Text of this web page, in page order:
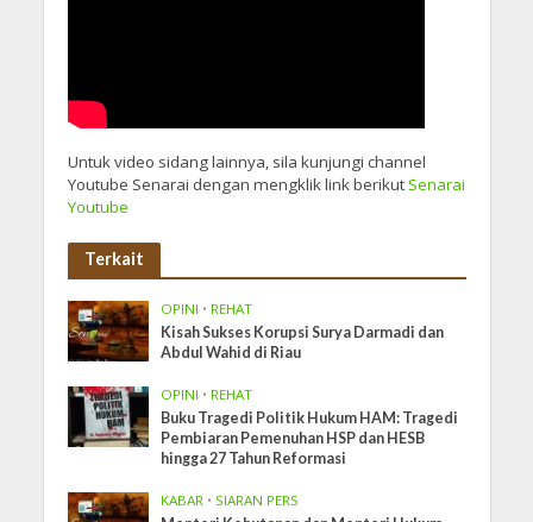
Untuk video sidang lainnya, sila kunjungi channel
Youtube Senarai dengan mengklik link berikutSenarai
Youtube
Terkait
OPINI • REHAT
Kisah Sukses Korupsi Surya Darmadi dan
Abdul Wahid di Riau
OPINI • REHAT
Buku Tragedi Politik Hukum HAM: Tragedi
Pembiaran Pemenuhan HSP dan HESB
hingga 27 Tahun Reformasi
KABAR • SIARAN PERS